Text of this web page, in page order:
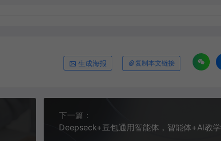
生成海报 复制本文链接
下一篇：
Deepseck+豆包通用智能体，智能体+AI教学